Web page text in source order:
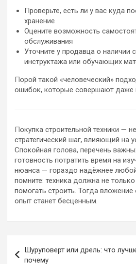
Проверьте, есть ли у вас куда
хранение
Оцените возможность
обслуживания
Уточните у продавца о наличии
инструктажа или обучающих
Порой такой «человеческий»
ошибок, которые совершают даже
Покупка строительной техники —
стратегический шаг, влияющий на
Спокойная голова, перечень
готовность потратить время на
нюанса — гораздо надёжнее
помните: техника должна не
помогать строить. Тогда вложение
опыт станет бесценным.
по
Шуруповерт или дрель: что
почему